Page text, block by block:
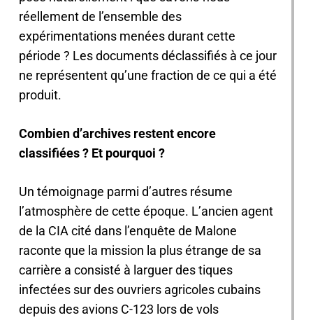
réellement de l’ensemble des
expérimentations menées durant cette
période ? Les documents déclassifiés à ce jour
ne représentent qu’une fraction de ce qui a été
produit.
Combien d’archives restent encore
classifiées ? Et pourquoi ?
Un témoignage parmi d’autres résume
l’atmosphère de cette époque. L’ancien agent
de la CIA cité dans l’enquête de Malone
raconte que la mission la plus étrange de sa
carrière a consisté à larguer des tiques
infectées sur des ouvriers agricoles cubains
depuis des avions C-123 lors de vols